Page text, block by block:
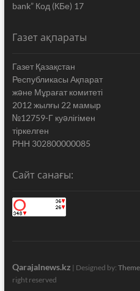
bank” Код (КБе) 17
Газет ақпараты
Газет Қазақстан
Республикасы Ақпарат
жəне Мұрағат комитеті
2012 жылғы 22 мамыр
№12759-Г куəлігімен
тіркелген
РНН 302800000085
Сайт санағы:
Qarajalnews.kz | Designed by:
right reserved